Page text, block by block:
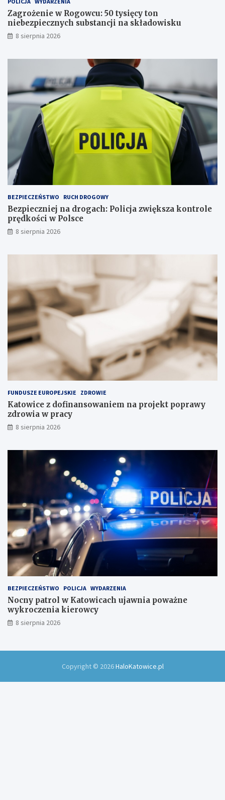
t
y
s
i
ę
y
n
n
i
e
c
z
n
y
c
h
t
a
n
c
j
i
n
a
s
k
d
o
w
i
u
:
P
o
l
i
j
w
i
o
n
t
r
o
l
e
p
o
ś
c
i
w
P
o
l
s
c
Zagrożenie w Rogowcu: 50 tysięcy ton
niebezpiecznych substancji na składowisku
8 sierpnia 2026
BEZPIECZEŃSTWO RUCH DROGOWY
Bezpieczniej na drogach: Policja zwiększa kontrole
prędkości w Polsce
8 sierpnia 2026
FUNDUSZE EUROPEJSKIE ZDROWIE
Katowice z dofinansowaniem na projekt poprawy
zdrowia w pracy
8 sierpnia 2026
BEZPIECZEŃSTWO POLICJA WYDARZENIA
Nocny patrol w Katowicach ujawnia poważne
wykroczenia kierowcy
8 sierpnia 2026
Copyright © 2026HaloKatowice.pl